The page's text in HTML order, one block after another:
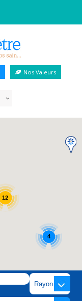
Nos Valeurs
4
12